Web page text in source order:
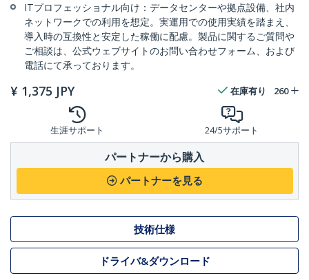
ITプロフェッショナル向け：データセンターや拠点設備、社内
ネットワークでの利用を想定。実運用での使用実績を踏まえ、
導入時の互換性と安定した稼働に配慮。製品に関するご質問や
ご相談は、公式ウェブサイトのお問い合わせフォーム、および
電話にて承っております。
¥ 1,375 JPY 在庫有り 260
生涯サポート 24/5サポート
パートナーから購入
パートナーを見る
技術仕様
ドライバ&ダウンロード